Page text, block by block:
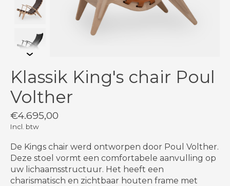
Klassik King's chair Poul
Volther
€4.695,00
Incl. btw
De Kings chair werd ontworpen door Poul Volther.
Deze stoel vormt een comfortabele aanvulling op
uw lichaamsstructuur. Het heeft een
charismatisch en zichtbaar houten frame met